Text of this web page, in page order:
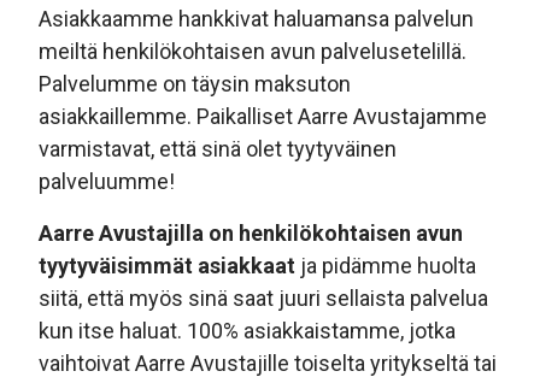
Asiakkaamme hankkivat haluamansa palvelun
meiltä henkilökohtaisen avun palvelusetelillä.
Palvelumme on täysin maksuton
asiakkaillemme. Paikalliset Aarre Avustajamme
varmistavat, että sinä olet tyytyväinen
palveluumme!
Aarre Avustajilla on henkilökohtaisen avun
tyytyväisimmät asiakkaat ja pidämme huolta
siitä, että myös sinä saat juuri sellaista palvelua
kun itse haluat. 100% asiakkaistamme, jotka
vaihtoivat Aarre Avustajille toiselta yritykseltä tai